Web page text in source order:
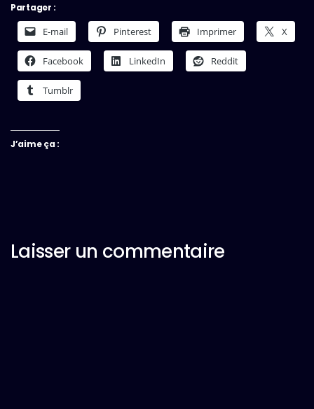
Partager :
E-mail Pinterest Imprimer X
Facebook LinkedIn Reddit
Tumblr
J’aime ça :
Laisser un commentaire